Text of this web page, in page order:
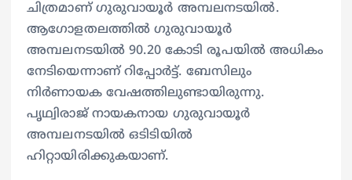
ചിത്രമാണ് ഗുരുവായൂര്‍ അമ്പലനടയില്‍.
ആഗോളതലത്തില്‍ ഗുരുവായൂര്‍
അമ്പലനടയില്‍ 90.20 കോടി രൂപയില്‍ അധികം
നേടിയെന്നാണ് റിപ്പോര്‍ട്ട്. ബേസിലും
നിര്‍ണായക വേഷത്തിലുണ്ടായിരുന്നു.
പൃഥ്വിരാജ് നായകനായ ഗുരുവായൂര്‍
അമ്പലനടയില്‍ ഒടിടിയില്‍
ഹിറ്റായിരിക്കുകയാണ്.